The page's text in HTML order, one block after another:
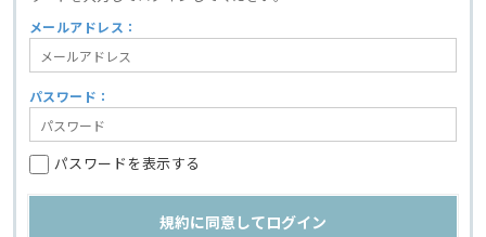
メールアドレス：
パスワード：
パスワードを表示する